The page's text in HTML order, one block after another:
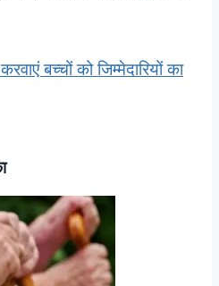
बच्चों को जिम्मेदारियों का